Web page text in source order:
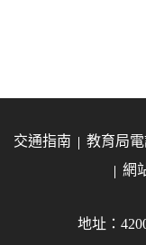
交通指南 教育局
網
地址：